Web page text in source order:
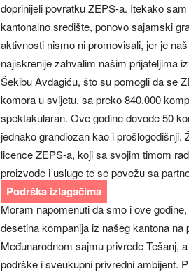
doprinijeli povratku ZEPS-a. Itekako
kantonalno središte, ponovo sajamski
aktivnosti nismo ni promovisali, jer je
najiskrenije zahvalim našim prijateljima
Šekibu Avdagiću, što su pomogli da se
komora u svijetu, sa preko 840.000
spektakularan. Ove godine dovode 50
jednako grandiozan kao i prošlogodišnji.
licence ZEPS-a, koji sa svojim timom
proizvode i usluge te se povežu sa
Podrška izlagačima
Moram napomenuti da smo i ove
desetina kompanija iz našeg kantona
Međunarodnom sajmu privrede Tešanj,
podrške i sveukupni privredni ambijent.